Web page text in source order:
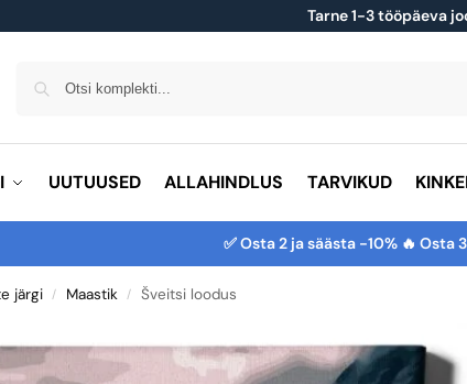
Tarne 1-3 tööpäeva
UUTUUSED ALLAHINDLUS TARVIKUD
✅ Osta 2 ja säästa -10% 🔥 Osta
järgi / Maastik / Šveitsi loodus